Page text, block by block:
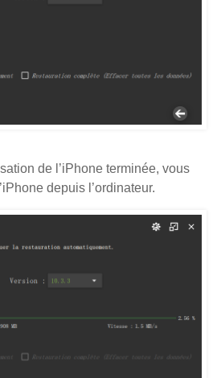
de l’iPhone terminée, vous
depuis l’ordinateur.